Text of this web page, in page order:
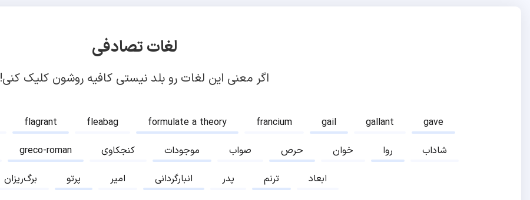
لغات تصادفی
اگر معنی این لغات رو بلد نیستی کافیه روشون کلیک کنی!
flagrant fleabag formulate a theory francium gail gallant
gave
greco-roman کنجکاوی موجودات صواب حرص خوان روا
شاداب
برگ‌ریزان پرتو امیر انبارگردانی پدر ترنم ابعاد